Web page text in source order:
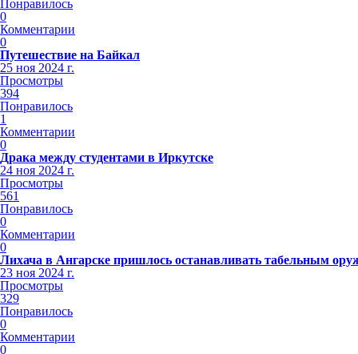
Понравилось
0
Комментарии
0
Путешествие на Байкал
25 ноя 2024 г.
Просмотры
394
Понравилось
1
Комментарии
0
Драка между студентами в Иркутске
24 ноя 2024 г.
Просмотры
561
Понравилось
0
Комментарии
0
Лихача в Ангарске пришлось останавливать табельным
23 ноя 2024 г.
Просмотры
329
Понравилось
0
Комментарии
0